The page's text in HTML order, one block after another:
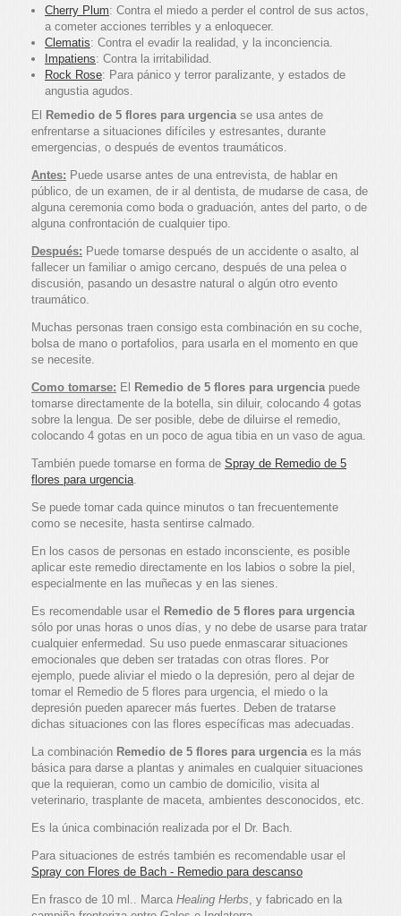
Cherry Plum: Contra el miedo a perder el control de sus actos,
a cometer acciones terribles y a enloquecer.
Clematis: Contra el evadir la realidad, y la inconciencia.
Impatiens: Contra la irritabilidad.
Rock Rose: Para pánico y terror paralizante, y estados de
angustia agudos.
El
Remedio de 5 flores para urgenciase usa antes de
enfrentarse a situaciones difíciles y estresantes, durante
emergencias, o después de eventos traumáticos.
Antes: Puede usarse antes de una entrevista, de hablar en
público, de un examen, de ir al dentista, de mudarse de casa, de
alguna ceremonia como boda o graduación, antes del parto, o de
alguna confrontación de cualquier tipo.
Después: Puede tomarse después de un accidente o asalto, al
fallecer un familiar o amigo cercano, después de una pelea o
discusión, pasando un desastre natural o algún otro evento
traumático.
Muchas personas traen consigo esta combinación en su coche,
bolsa de mano o portafolios, para usarla en el momento en que
se necesite.
Como tomarse: El Remedio de 5 flores para urgenciapuede
tomarse directamente de la botella, sin diluir, colocando 4 gotas
sobre la lengua. De ser posible, debe de diluirse el remedio,
colocando 4 gotas en un poco de agua tibia en un vaso de agua.
También puede tomarse en forma de Spray de Remedio de 5
flores para urgencia.
Se puede tomar cada quince minutos o tan frecuentemente
como se necesite, hasta sentirse calmado.
En los casos de personas en estado inconsciente, es posible
aplicar este remedio directamente en los labios o sobre la piel,
especialmente en las muñecas y en las sienes.
Es recomendable usar el Remedio de 5 flores para urgencia
sólo por unas horas o unos días, y no debe de usarse para tratar
cualquier enfermedad. Su uso puede enmascarar situaciones
emocionales que deben ser tratadas con otras flores. Por
ejemplo, puede aliviar el miedo o la depresión, pero al dejar de
tomar el Remedio de 5 flores para urgencia, el miedo o la
depresión pueden aparecer más fuertes. Deben de tratarse
dichas situaciones con las flores específicas mas adecuadas.
La combinación Remedio de 5 flores para urgenciaes la más
básica para darse a plantas y animales en cualquier situaciones
que la requieran, como un cambio de domicilio, visita al
veterinario, trasplante de maceta, ambientes desconocidos, etc.
Es la única combinación realizada por el Dr. Bach.
Para situaciones de estrés también es recomendable usar el
Spray con Flores de Bach - Remedio para descanso
En frasco de 10 ml.. Marca Healing Herbs, y fabricado en la